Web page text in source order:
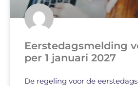
Eerstedagsmelding
per 1 januari 2027
De regeling voor de